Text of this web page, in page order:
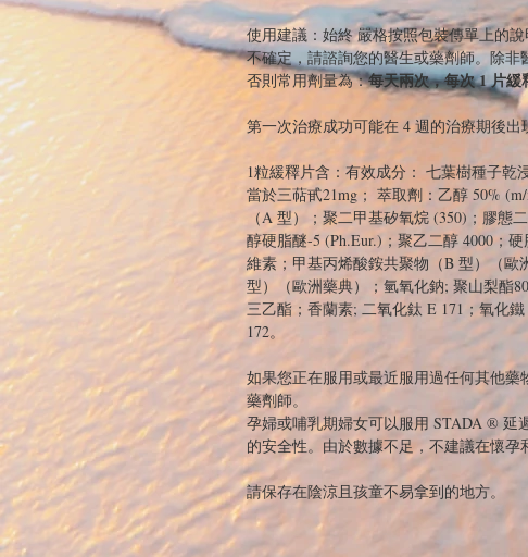
使用建議：始終 嚴格按照包裝傳單上的
不確定，請諮詢您的醫生或藥劑師。除非
否則常用劑量為：每天兩次，每次 1 片緩
第一次治療成功可能在 4 週的治療期後出
1粒緩釋片含：有效成分： 七葉樹種子乾
當於三萜甙21mg； 萃取劑：乙醇 50%
（A 型）；聚二甲基矽氧烷 (350)；膠態
醇硬脂醚-5 (Ph.Eur.)；聚乙二醇 4000；
維素；甲基丙烯酸銨共聚物（B 型）（
型）（歐洲藥典）；氫氧化鈉; 聚山梨酯
三乙酯；香蘭素; 二氧化鈦 E 171；氧化
172。
如果您正在服用或最近服用過任何其他
藥劑師。
孕婦或哺乳期婦女可以服用 STADA ® 延
的安全性。由於數據不足，不建議在懷孕
請保存在陰涼且孩童不易拿到的地方。